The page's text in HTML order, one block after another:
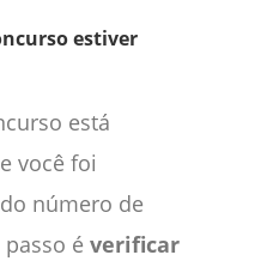
estiver
está
você foi
número de
é verificar